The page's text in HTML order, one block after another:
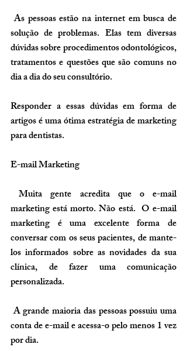
As pessoas estão na internet em busca de
solução de problemas. Elas tem diversas
dúvidas sobre procedimentos odontológicos,
tratamentos e questões que são comuns no
dia a dia do seu consultório.
Responder a essas dúvidas em forma de
artigos é uma ótima estratégia de marketing
para dentistas.
E-mail Marketing
Muita gente acredita que o e-mail
marketing está morto. Não está.  O e-mail
marketing é uma excelente forma de
conversar com os seus pacientes, de mante-
los informados sobre as novidades da sua
clínica, de fazer uma comunicação
personalizada.
A grande maioria das pessoas possuiu uma
conta de e-mail e acessa-o pelo menos 1 vez
por dia.